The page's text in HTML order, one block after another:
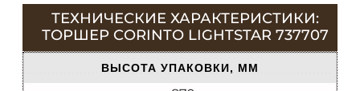
ТЕХНИЧЕСКИЕ ХАРАКТЕРИСТИКИ:
ТОРШЕР CORINTO LIGHTSTAR 737707
ВЫСОТА УПАКОВКИ, ММ